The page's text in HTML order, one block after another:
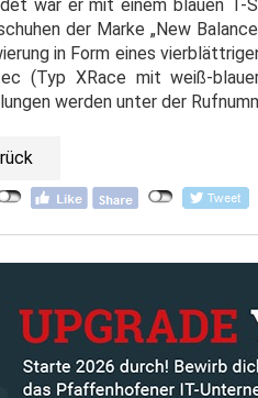
war er mit einem blauen T-
der Marke „New
in Form eines
(Typ XRace mit weiß-
werden unter der